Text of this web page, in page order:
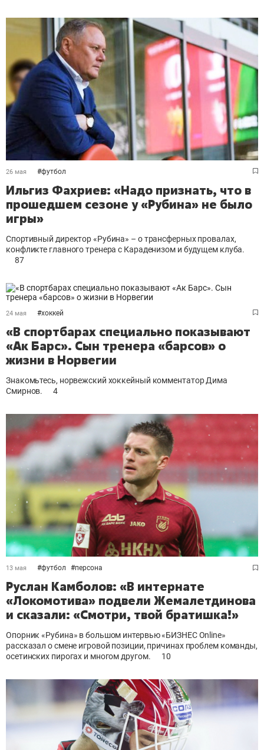
26 мая #футбол
Ильгиз Фахриев: «Надо признать, что в
прошедшем сезоне у «Рубина» не было
игры»
Спортивный директор «Рубина» – о трансферных провалах,
конфликте главного тренера с Караденизом и будущем клуба.
87
24 мая #хоккей
«В спортбарах специально показывают
«Ак Барс». Сын тренера «барсов» о
жизни в Норвегии
Знакомьтесь, норвежский хоккейный комментатор Дима
Смирнов.
4
13 мая #футбол #персона
Руслан Камболов: «В интернате
«Локомотива» подвели Жемалетдинова
и сказали: «Смотри, твой братишка!»
Опорник «Рубина» в большом интервью «БИЗНЕС Online»
рассказал о смене игровой позиции, причинах проблем команды,
осетинских пирогах и многом другом.
10